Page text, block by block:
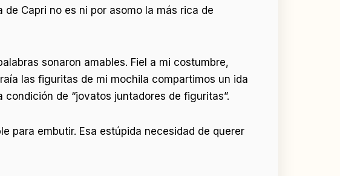
Capri no es ni por asomo la más rica de
sonaron amables. Fiel a mi costumbre,
las figuritas de mi mochila compartimos un ida
de “jovatos juntadores de figuritas”.
para embutir. Esa estúpida necesidad de querer